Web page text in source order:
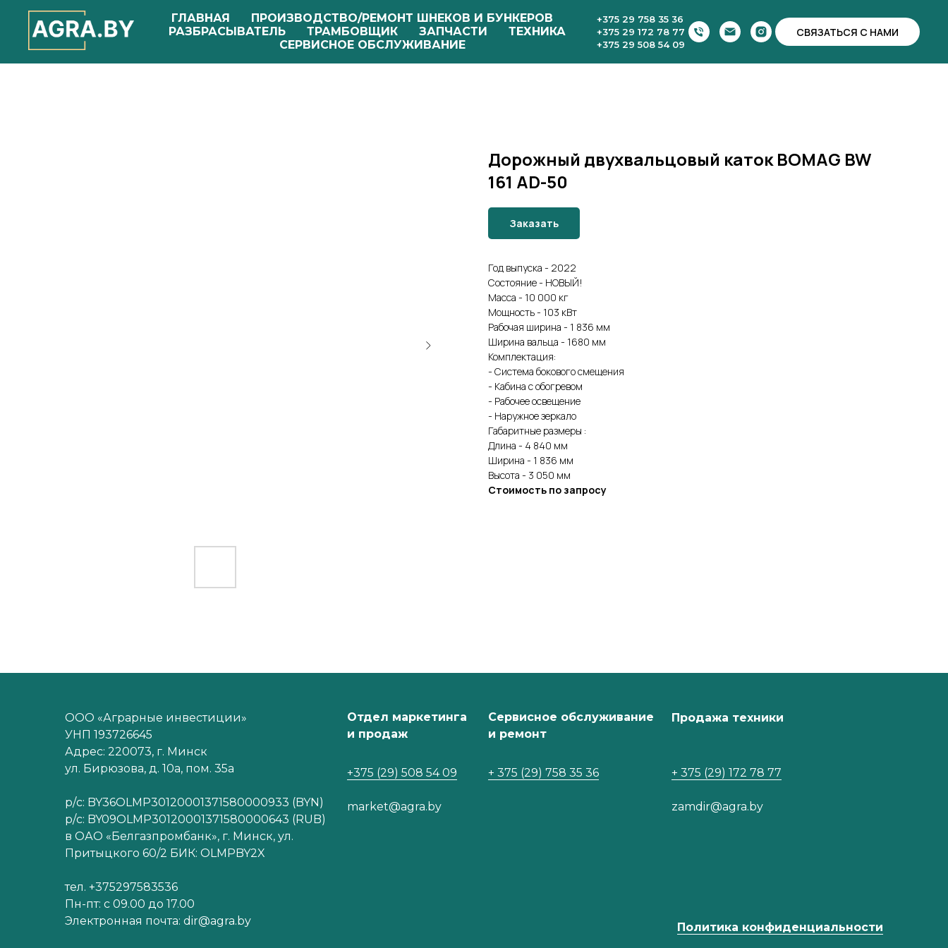
ГЛАВНАЯ
ПРОИЗВОДСТВО/РЕМОНТ ШНЕКОВ И БУНКЕРОВ
РАЗБРАСЫВАТЕЛЬ
ТРАМБОВЩИК ЗАПЧАСТИ
ТЕХНИКА
СЕРВИСНОЕ ОБСЛУЖИВАНИЕ
+375 29 758 35 36
+375 29 172 78 77
+375 29 508 54 09
СВЯЗАТЬСЯ С НАМИ
Дорожный двухвальцовый каток BOMAG BW
161 AD-50
Заказать
Год выпуска - 2022
Состояние - НОВЫЙ!
Масса - 10 000 кг
Мощность - 103 кВт
Рабочая ширина - 1 836 мм
Ширина вальца - 1680 мм
Комплектация:
- Система бокового смещения
- Кабина с обогревом
- Рабочее освещение
- Наружное зеркало
Габаритные размеры :
Длина - 4 840 мм
Ширина - 1 836 мм
Высота - 3 050 мм
Стоимость по запросу
ООО «Аграрные инвестиции»
УНП 193726645
Адрес: 220073, г. Минск
ул. Бирюзова, д. 10а, пом. 35а
р/с: BY36OLMP30120001371580000933 (BYN)
р/с: BY09OLMP30120001371580000643 (RUB)
в ОАО «Белгазпромбанк», г. Минск, ул.
Притыцкого 60/2 БИК: OLMPBY2X
тел. +375297583536
Пн-пт: с 09.00 до 17.00
Электронная почта: dir@agra.by
Политика конфиденциальности
Отдел маркетинга
и продаж
+375 (29) 508 54 09
market@agra.by
Сервисное обслуживание
и ремонт
+ 375 (29) 758 35 36
Продажа техники
+ 375 (29) 172 78 77
zamdir@agra.by